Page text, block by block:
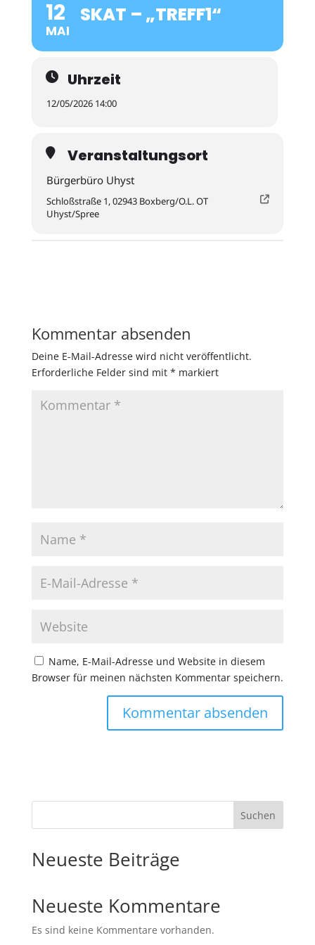
12
MAI
SKAT – „TREFF1“
Uhrzeit
12/05/2026 14:00
Veranstaltungsort
Bürgerbüro Uhyst
Schloßstraße 1, 02943 Boxberg/O.L. OT
Uhyst/Spree
Kommentar absenden
Deine E-Mail-Adresse wird nicht veröffentlicht.
Erforderliche Felder sind mit * markiert
Name, E-Mail-Adresse und Website in diesem
Browser für meinen nächsten Kommentar speichern.
Suchen
Neueste Beiträge
Neueste Kommentare
Es sind keine Kommentare vorhanden.